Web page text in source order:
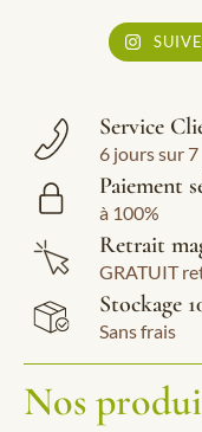
Service
6 jours sur 7
Paiement
à 100%
Retrait
GRATUIT
Stockage
Sans frais
Nos